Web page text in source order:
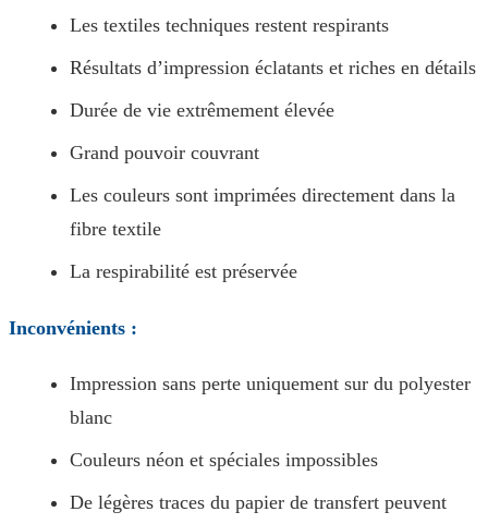
Les textiles techniques restent respirants
Résultats d’impression éclatants et riches en détails
Durée de vie extrêmement élevée
Grand pouvoir couvrant
Les couleurs sont imprimées directement dans la
fibre textile
La respirabilité est préservée
Inconvénients :
Impression sans perte uniquement sur du polyester
blanc
Couleurs néon et spéciales impossibles
De légères traces du papier de transfert peuvent